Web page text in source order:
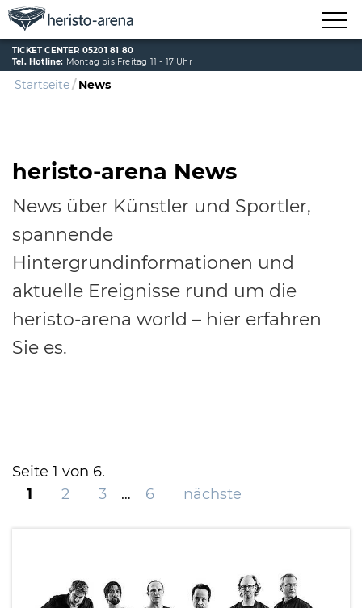
TICKET CENTER 05201 81 80
Tel. Hotline: Montag bis Freitag 11 - 17 Uhr
Startseite News
heristo-arena News
News über Künstler und Sportler,
spannende
Hintergrundinformationen und
aktuelle Ereignisse rund um die
heristo-arena world – hier erfahren
Sie es.
Seite 1 von 6.
1
2 3 … 6 nächste